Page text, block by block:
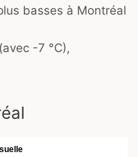
basses à Montréal
(avec -7 °C),